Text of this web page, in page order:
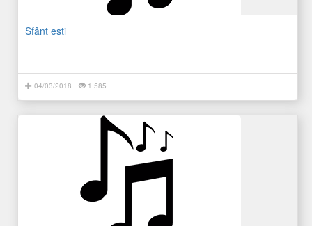
Sfânt esti
04/03/2018 1.585